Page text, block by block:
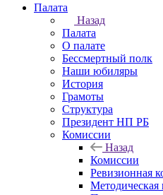
Палата
Назад
Палата
О палате
Бессмертный полк
Наши юбиляры
История
Грамоты
Структура
Президент НП РБ
Комиссии
Назад
Комиссии
Ревизионная
Методическая